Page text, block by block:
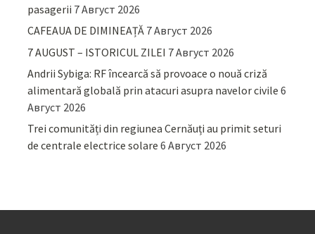
pasagerii 7 Август 2026
CAFEAUA DE DIMINEAȚĂ 7 Август 2026
7 AUGUST – ISTORICUL ZILEI 7 Август 2026
Andrii Sybiga: RF încearcă să provoace o nouă criză
alimentară globală prin atacuri asupra navelor civile 6
Август 2026
Trei comunități din regiunea Cernăuți au primit seturi
de centrale electrice solare 6 Август 2026